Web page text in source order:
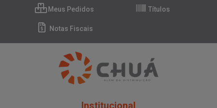
Meus Pedidos Títulos
Notas Fiscais
Institucional